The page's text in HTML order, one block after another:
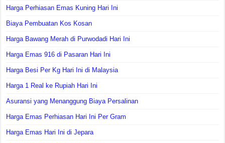
Harga Perhiasan Emas Kuning Hari Ini
Biaya Pembuatan Kos Kosan
Harga Bawang Merah di Purwodadi Hari Ini
Harga Emas 916 di Pasaran Hari Ini
Harga Besi Per Kg Hari Ini di Malaysia
Harga 1 Real ke Rupiah Hari Ini
Asuransi yang Menanggung Biaya Persalinan
Harga Emas Perhiasan Hari Ini Per Gram
Harga Emas Hari Ini di Jepara